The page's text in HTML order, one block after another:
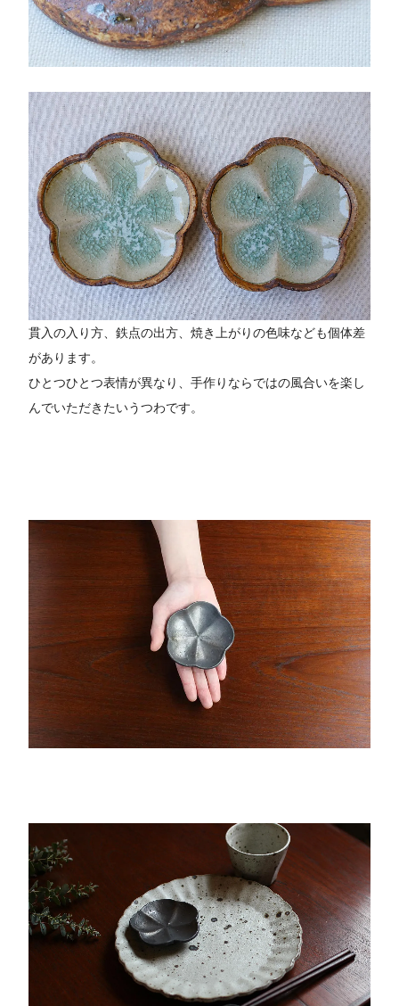
貫入の入り方、鉄点の出方、焼き上がりの色味なども個体差
があります。
ひとつひとつ表情が異なり、手作りならではの風合いを楽し
んでいただきたいうつわです。